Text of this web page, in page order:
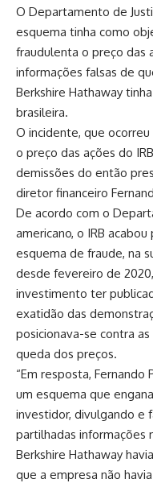
O Departamento de
esquema tinha como
fraudulenta o preço das
informações falsas de
Berkshire Hathaway
brasileira.
O incidente, que
o preço das ações do
demissões do então
diretor financeiro
De acordo com o
americano, o IRB
esquema de fraude, na
desde fevereiro de
investimento ter
exatidão das
posicionava-se contra
queda dos preços.
“Em resposta,
um esquema que
investidor, divulgando e
partilhadas informações
Berkshire Hathaway
que a empresa não